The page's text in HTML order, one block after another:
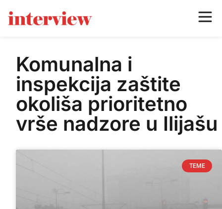
Komunalna i
inspekcija zaštite
okoliša prioritetno
vrše nadzore u Ilijašu
TEME